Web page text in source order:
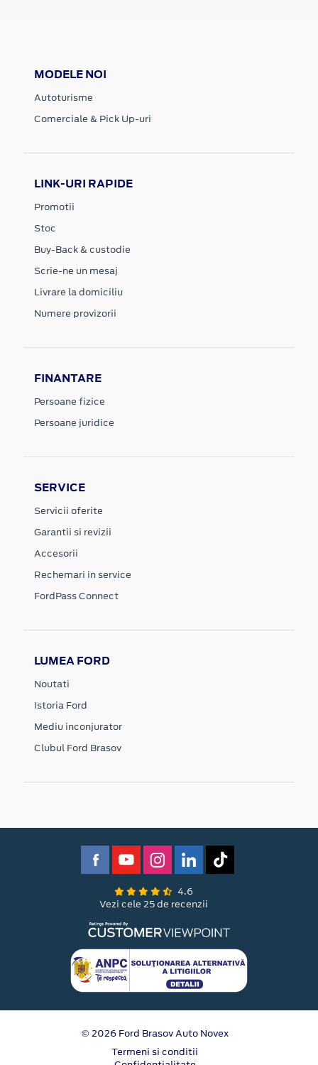
MODELE NOI
Autoturisme
Comerciale & Pick Up-uri
LINK-URI RAPIDE
Promotii
Stoc
Buy-Back & custodie
Scrie-ne un mesaj
Livrare la domiciliu
Numere provizorii
FINANTARE
Persoane fizice
Persoane juridice
SERVICE
Servicii oferite
Garantii si revizii
Accesorii
Rechemari in service
FordPass Connect
LUMEA FORD
Noutati
Istoria Ford
Mediu inconjurator
Clubul Ford Brasov
4.6
Vezi cele 25 de recenzii
© 2026 Ford Brasov Auto Novex
Termeni si conditii